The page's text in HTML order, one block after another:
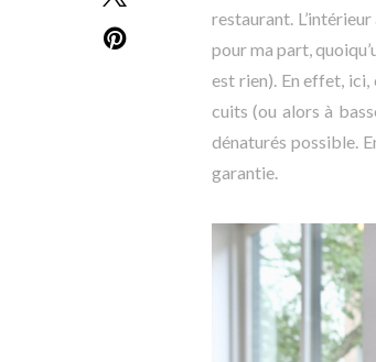
restaurant.
pour ma part,
est rien). En effet, ici,
cuits (ou alors à
dénaturés possible.
garantie.